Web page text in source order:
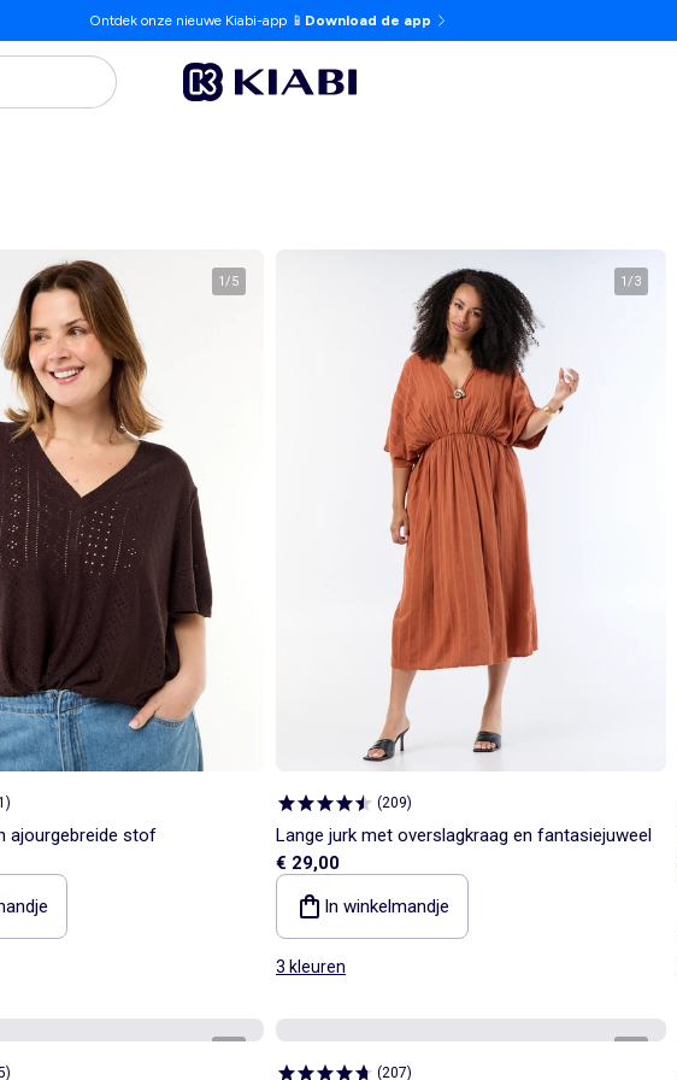
Ontdek onze nieuwe Kiabi-app 📱 Download de app
1/5
)
ajourgebreide stof
1/3
(209)
Lange jurk met overslagkraag en fantasiejuweel
€ 29,00
In winkelmandje
3 kleuren
) (207)